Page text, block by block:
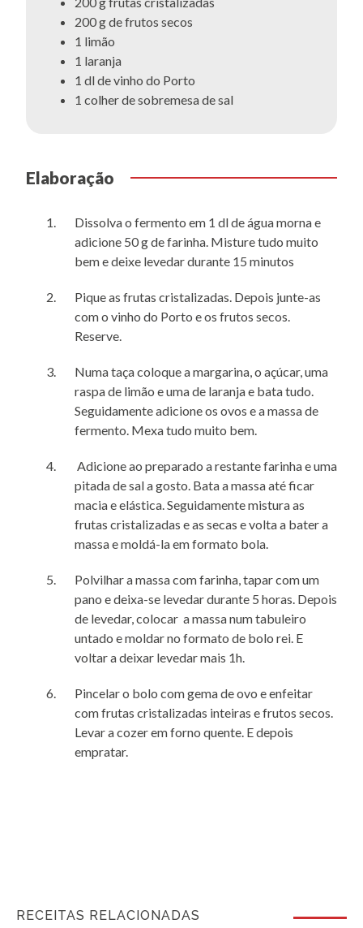
200 g de frutos secos
1 limão
1 laranja
1 dl de vinho do Porto
1 colher de sobremesa de sal
Elaboração
Dissolva o fermento em 1 dl de água morna e
adicione 50 g de farinha. Misture tudo muito
bem e deixe levedar durante 15 minutos
Pique as frutas cristalizadas. Depois junte-as
com o vinho do Porto e os frutos secos.
Reserve.
Numa taça coloque a margarina, o açúcar, uma
raspa de limão e uma de laranja e bata tudo.
Seguidamente adicione os ovos e a massa de
fermento. Mexa tudo muito bem.
Adicione ao preparado a restante farinha e uma
pitada de sal a gosto. Bata a massa até ficar
macia e elástica. Seguidamente mistura as
frutas cristalizadas e as secas e volta a bater a
massa e moldá-la em formato bola.
Polvilhar a massa com farinha, tapar com um
pano e deixa-se levedar durante 5 horas. Depois
de levedar, colocar a massa num tabuleiro
untado e moldar no formato de bolo rei. E
voltar a deixar levedar mais 1h.
Pincelar o bolo com gema de ovo e enfeitar
com frutas cristalizadas inteiras e frutos secos.
Levar a cozer em forno quente. E depois
empratar.
RECEITAS RELACIONADAS